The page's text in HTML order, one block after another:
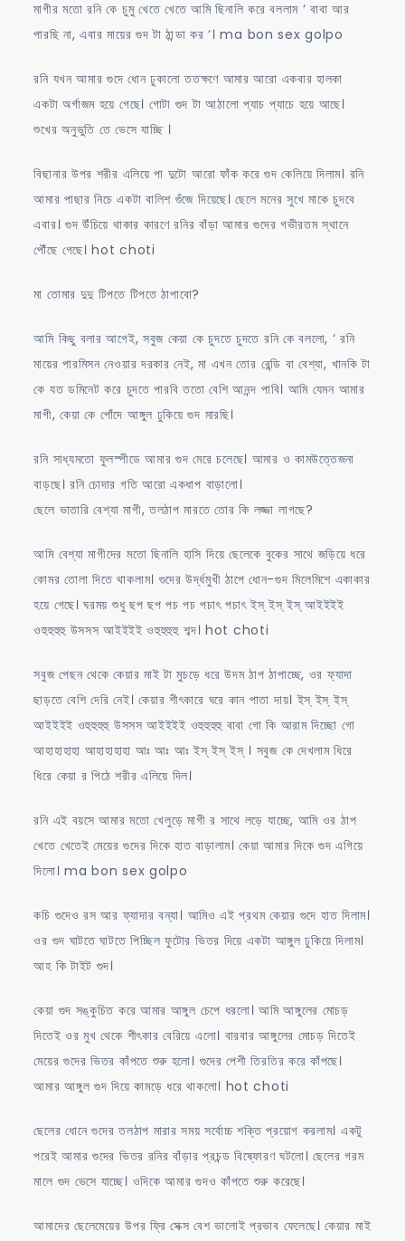
মাগীর মতো রনি কে চুমু খেতে খেতে আমি ছিনালি করে বললাম ‘ বাবা আর
পারছি না, এবার মায়ের গুদ টা ঠান্ডা কর ‘। ma bon sex golpo
রনি যখন আমার গুদে ধোন ঢুকালো ততক্ষণে আমার আরো একবার হালকা
একটা অর্গাজম হয়ে গেছে। গোটা গুদ টা আঠালো প্যাচ প্যাচে হয়ে আছে।
শুখের অনুভুতি তে ভেসে যাচ্ছি ।
বিছানার উপর শরীর এলিয়ে পা দুটো আরো ফাঁক করে গুদ কেলিয়ে দিলাম। রনি
আমার পাছার নিচে একটা বালিশ গুঁজে দিয়েছে। ছেলে মনের সুখে মাকে চুদবে
এবার। গুদ উঁচিয়ে থাকার কারণে রনির বাঁড়া আমার গুদের গভীরতম স্থানে
পৌঁছে গেছে। hot choti
মা তোমার দুদু টিপতে টিপতে ঠাপাবো?
আমি কিছু বলার আগেই, সবুজ কেয়া কে চুদতে চুদতে রনি কে বললো, ‘ রনি
মায়ের পারমিসন নেওয়ার দরকার নেই, মা এখন তোর রেন্ডি বা বেশ্যা, খানকি টা
কে যত ডমিনেট করে চুদতে পারবি ততো বেশি আনন্দ পাবি। আমি যেমন আমার
মাগী, কেয়া কে পোঁদে আঙ্গুল ঢুকিয়ে গুদ মারছি।
রনি সাধ্যমতো ফুলস্পীডে আমার গুদ মেরে চলেছে। আমার ও কামউত্তেজনা
বাড়ছে। রনি চোদার গতি আরো একধাপ বাড়ালো।
ছেলে ভাতারি বেশ্যা মাগী, তলঠাপ মারতে তোর কি লজ্জা লাগছে?
আমি বেশ্যা মাগীদের মতো ছিনালি হাসি দিয়ে ছেলেকে বুকের সাথে জড়িয়ে ধরে
কোমর তোলা দিতে থাকলাম। গুদের উর্দ্ধমুখী ঠাপে ধোন-গুদ মিলেমিশে একাকার
হয়ে গেছে। ঘরময় শুধু ছপ ছপ পচ পচ পচাৎ পচাৎ ইস্ ইস্ ইস্ আইইইই
ওহুহুহুহু উসসস আইইইই ওহুহুহুহু শব্দ। hot choti
সবুজ পেছন থেকে কেয়ার মাই টা মুচড়ে ধরে উদম ঠাপ ঠাপাচ্ছে, ওর ফ্যাদা
ছাড়তে বেশি দেরি নেই। কেয়ার শীৎকারে ঘরে কান পাতা দায়। ইস্ ইস্ ইস্
আইইইই ওহুহুহুহু উসসস আইইইই ওহুহুহুহু বাবা গো কি আরাম দিচ্ছো গো
আহাহাহাহা আহাহাহাহা আঃ আঃ আঃ ইস্ ইস্ ইস্ । সবুজ কে দেখলাম ধিরে
ধিরে কেয়া র পিঠে শরীর এলিয়ে দিল।
রনি এই বয়সে আমার মতো খেলুড়ে মাগী র সাথে লড়ে যাচ্ছে, আমি ওর ঠাপ
খেতে খেতেই মেয়ের গুদের দিকে হাত বাড়ালাম। কেয়া আমার দিকে গুদ এগিয়ে
দিলো। ma bon sex golpo
কচি গুদেও রস আর ফ্যাদার বন্যা। আমিও এই প্রথম কেয়ার গুদে হাত দিলাম।
ওর গুদ ঘাটতে ঘাটতে পিচ্ছিল ফুটোর ভিতর দিয়ে একটা আঙ্গুল ঢুকিয়ে দিলাম।
আহ কি টাইট গুদ।
কেয়া গুদ সঙ্কুচিত করে আমার আঙ্গুল চেপে ধরলো। আমি আঙ্গুলের মোচড়
দিতেই ওর মুখ থেকে শীৎকার বেরিয়ে এলো। বারবার আঙ্গুলের মোচড় দিতেই
মেয়ের গুদের ভিতর কাঁপতে শুরু হলো। গুদের পেশী তিরতির করে কাঁপছে।
আমার আঙ্গুল গুদ দিয়ে কামড়ে ধরে থাকলো। hot choti
ছেলের ধোনে গুদের তলঠাপ মারার সময় সর্বোচ্চ শক্তি প্রয়োগ করলাম। একটু
পরেই আমার গুদের ভিতর রনির বাঁড়ার প্রচন্ড বিষ্ফোরণ ঘটলো। ছেলের গরম
মালে গুদ ভেসে যাচ্ছে। ওদিকে আমার গুদও কাঁপতে শুরু করেছে।
আমাদের ছেলেমেয়ের উপর ফ্রি সেক্স বেশ ভালোই প্রভাব ফেলেছে। কেয়ার মাই